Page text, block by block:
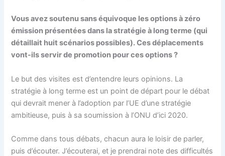
Vous avez soutenu sans équivoque les options à zéro
émission présentées dans la stratégie à long terme (qui
détaillait huit scénarios possibles). Ces déplacements
vont-ils servir de promotion pour ces options ?
Le but des visites est d’entendre leurs opinions. La
stratégie à long terme est un point de départ pour le débat
qui devrait mener à l’adoption par l’UE d’une stratégie
ambitieuse, puis à sa soumission à l’ONU d’ici 2020.
Comme dans tous débats, chacun aura le loisir de parler,
puis d’écouter. J’écouterai, et je prendrai note des difficultés